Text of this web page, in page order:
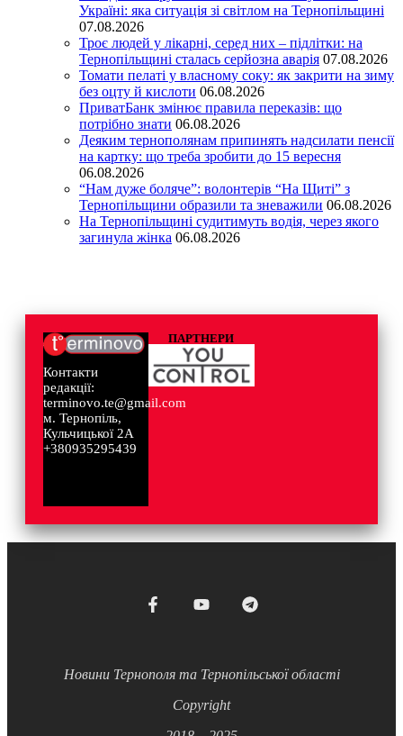
Україні: яка ситуація зі світлом на Тернопільщині
07.08.2026
Троє людей у лікарні, серед них – підлітки: на
Тернопільщині сталась серйозна аварія 07.08.2026
Томати пелаті у власному соку: як закрити на зиму
без оцту й кислоти 06.08.2026
ПриватБанк змінює правила переказів: що
потрібно знати 06.08.2026
Деяким тернополянам припинять надсилати пенсії
на картку: що треба зробити до 15 вересня
06.08.2026
“Нам дуже боляче”: волонтерів “На Щиті” з
Тернопільщини образили та зневажили 06.08.2026
На Тернопільщині судитимуть водія, через якого
загинула жінка 06.08.2026
Контакти
редакції:
terminovo.te@gmail.com
м. Тернопіль,
Кульчицької 2А
+380935295439
ПАРТНЕРИ
Новини Тернополя та Тернопільської області
Copyright